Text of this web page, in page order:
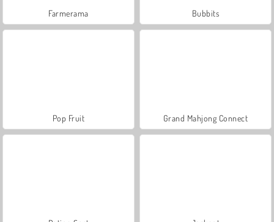
Farmerama Bubbits
Pop Fruit Grand Mahjong Connect